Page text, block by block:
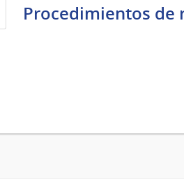
Procedimientos de